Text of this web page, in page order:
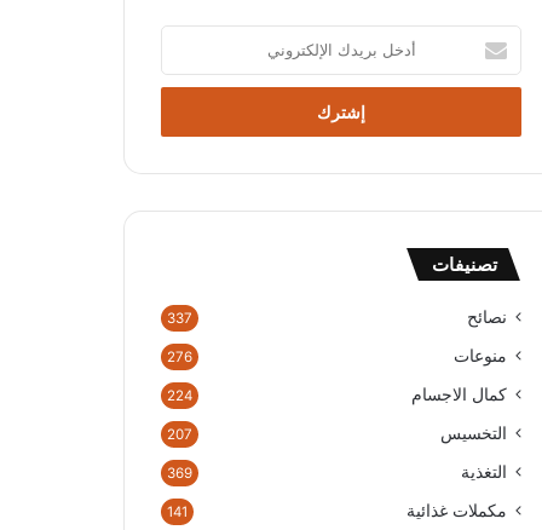
خ
ب
د
إ
ت
و
ن
تصنيفات
نصائح 337
منوعات 276
كمال الاجسام 224
التخسيس 207
التغذية 369
مكملات غذائية 141